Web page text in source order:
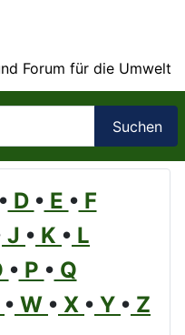
Forum für die Umwelt
Suchen
• D • E • F
J • K • L
• P • Q
• W • X • Y • Z